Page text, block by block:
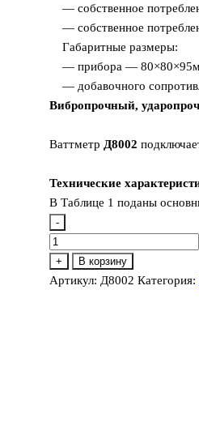
— собственное
— собственное
Габаритные размеры:
— прибора —
— добавочного
Вибропрочный,
Ваттметр Д8002
Технические
В Таблице 1 поданы
-
Количество
товара
Д8002
+ В корзину
Артикул: Д8002 Категория: